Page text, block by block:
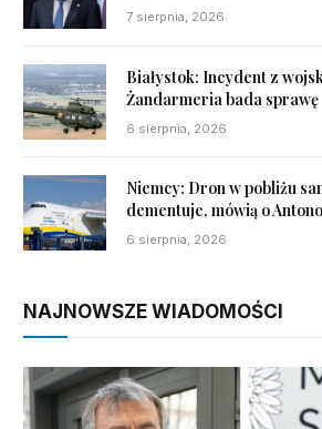
7 sierpnia, 2026
Białystok: Incydent z
Żandarmeria bada sprawę
6 sierpnia, 2026
Niemcy: Dron w pobliżu
dementuje, mówią o
6 sierpnia, 2026
NAJNOWSZE WIADOMOŚCI